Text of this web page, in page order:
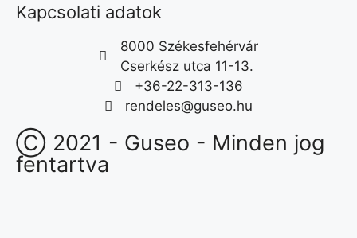
Kapcsolati adatok
8000 Székesfehérvár
Cserkész utca 11-13.
+36-22-313-136
rendeles@guseo.hu
Ⓒ 2021 - Guseo - Minden jog
fentartva